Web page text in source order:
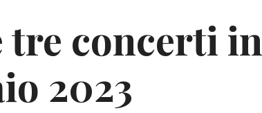
tre concerti in
2023